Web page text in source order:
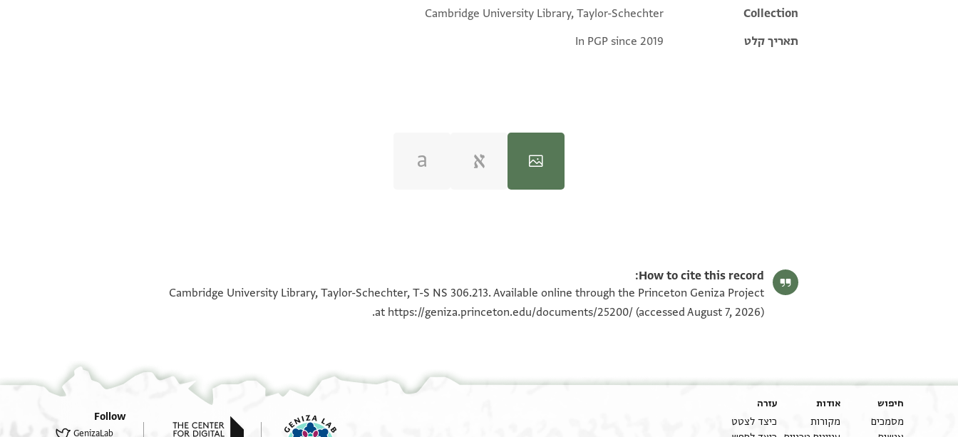
Collection
Cambridge University Library, Taylor-Schechter
תאריך קלט
In PGP since 2019
How to cite this record:
Cambridge University Library, Taylor-Schechter, T-S NS 306.213. Available online through the Princeton Geniza Project
at https://geniza.princeton.edu/documents/25200/ (accessed August 7, 2026).
חיפוש
מסמכים
אודות
מקורות
עזרה
כיצד לצטט
Follow
GenizaLab